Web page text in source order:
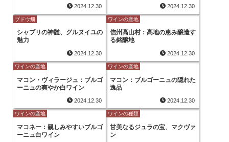
2024.12.30 2024.12.30
ブドウ畑
シャブリの神髄、グルヌイユの
魅力
2024.12.30
ワインの産地
信州高山村：高地の恵み醸造す
る銘醸地
2024.12.30
ワインの産地
マコン・ヴィラージュ：ブルゴ
ーニュの爽やか白ワイン
2024.12.30
ワインの産地
マコン：ブルゴーニュの隠れた
逸品
2024.12.30
ワインの産地
マコネー：親しみやすいブルゴ
ーニュ白ワイン
ワインの種類
甘美なるジュラの宝、マクヴァ
ン